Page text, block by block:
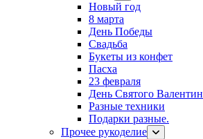
Новый год
8 марта
День Победы
Свадьба
Букеты из конфет
Пасха
23 февраля
День Святого
Разные техники
Подарки разные.
Прочее рукоделие